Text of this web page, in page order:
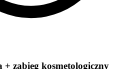
+ zabieg kosmetologiczny